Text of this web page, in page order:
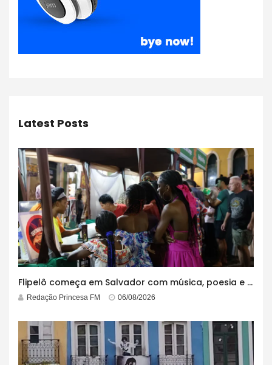
Latest Posts
Flipelô começa em Salvador com música, poesia e grande participação
Redação Princesa FM 06/08/2026